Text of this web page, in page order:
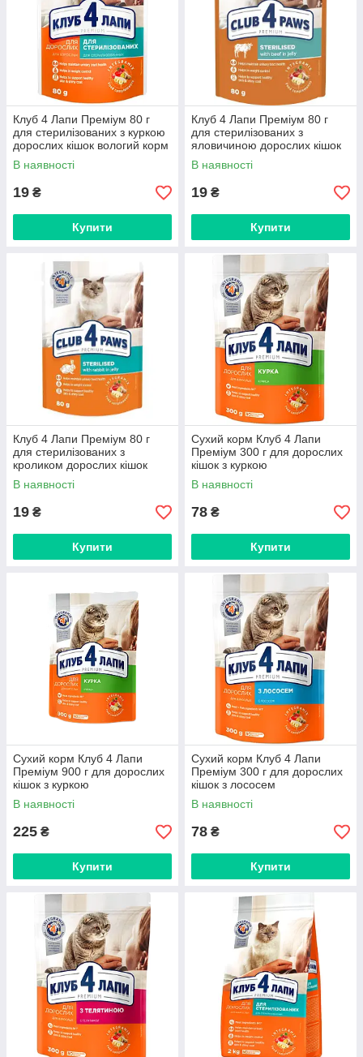
Клуб 4 Лапи Преміум 80 г
для стерилізованих з куркою
дорослих кішок вологий корм
В наявності
19 ₴
Купити
Клуб 4 Лапи Преміум 80 г
для стерилізованих з
яловичиною дорослих кішок
вологий корм
В наявності
19 ₴
Купити
Клуб 4 Лапи Преміум 80 г
для стерилізованих з
кроликом дорослих кішок
вологий корм
В наявності
19 ₴
Купити
Сухий корм Клуб 4 Лапи
Преміум 300 г для дорослих
кішок з куркою
В наявності
78 ₴
Купити
Сухий корм Клуб 4 Лапи
Преміум 900 г для дорослих
кішок з куркою
В наявності
225 ₴
Купити
Сухий корм Клуб 4 Лапи
Преміум 300 г для дорослих
кішок з лососем
В наявності
78 ₴
Купити